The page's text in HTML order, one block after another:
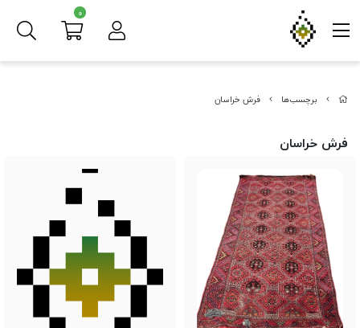
برچسب‌ها فرش خراسان
فرش خراسان
0